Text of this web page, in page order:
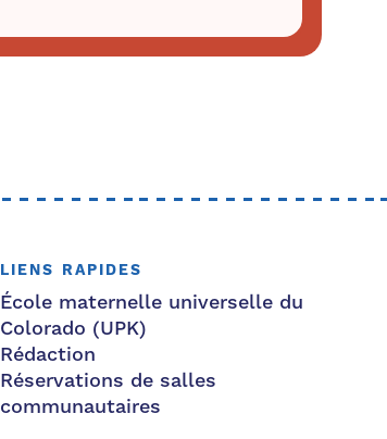
LIENS RAPIDES
École maternelle universelle du
Colorado (UPK)
Rédaction
Réservations de salles
communautaires